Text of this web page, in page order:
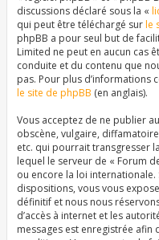
discussions déclaré sous la «
qui peut être téléchargé surle
phpBB a pour seul but de
Limited ne peut en aucun cas
conduite et du contenu que
pas. Pour plus d’informations
le site de phpBB (en anglais).
Vous acceptez de ne publier
obscène, vulgaire,
etc. qui pourrait transgresser
lequel le serveur de « Forum
ou encore la loi internationale.
dispositions, vous vous
définitif et nous nous
d’accès à internet et les
messages est enregistrée afin